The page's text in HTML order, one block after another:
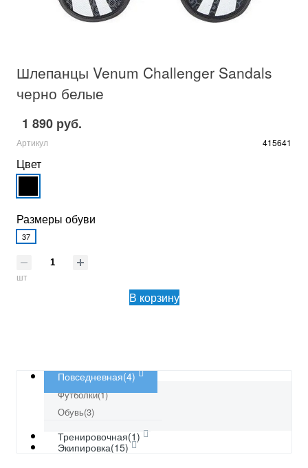
Шлепанцы Venum Challenger Sandals
черно белые
1 890 руб.
Артикул 415641
Цвет
Размеры обуви
37
шт
В корзину
Повседневная(4)
Футболки(1)
Обувь(3)
Тренировочная(1)
Экипировка(15)